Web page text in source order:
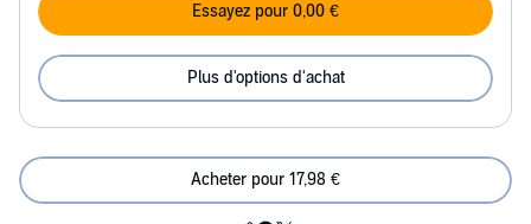
Essayez pour 0,00 €
Plus d'options d'achat
Acheter pour 17,98 €